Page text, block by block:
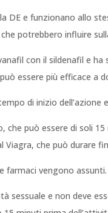
e funzionano allo
potrebbero influire
con il sildenafil e
essere più efficace a
di inizio dell’azione
che può essere di soli
Viagra, che può durare
farmaci vengono assunti.
sessuale e non deve